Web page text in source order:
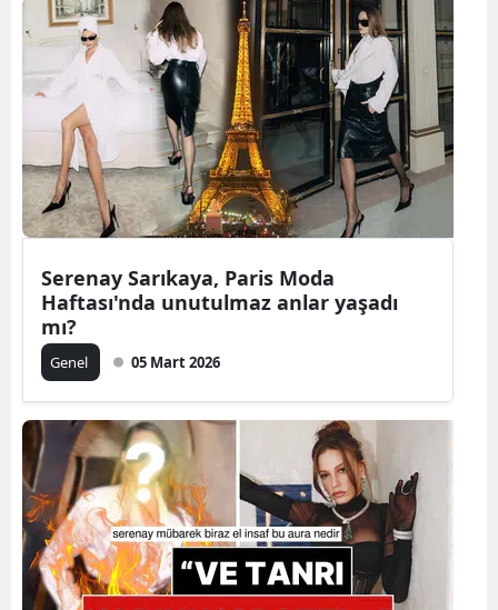
Serenay Sarıkaya, Paris Moda
Haftası'nda unutulmaz anlar yaşadı
mı?
Genel 05 Mart 2026